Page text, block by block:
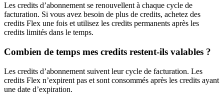
Les credits d’abonnement se renouvellent à chaque cycle de
facturation. Si vous avez besoin de plus de credits, achetez des
credits Flex une fois et utilisez les credits permanents après les
credits limités dans le temps.
Combien de temps mes credits restent-ils valables ?
Les credits d’abonnement suivent leur cycle de facturation. Les
credits Flex n’expirent pas et sont consommés après les credits ayant
une date d’expiration.